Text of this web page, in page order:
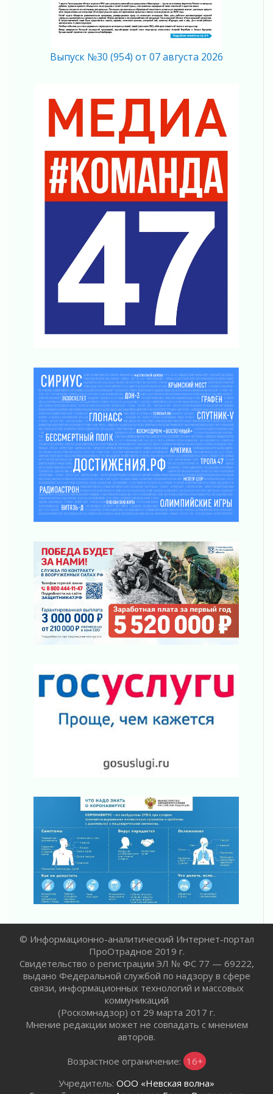
рассчитывать на доплату от региона
03 августа 2026
За сутки в Ленинградской области
03 августа 2026
03 августа 2026
Строительные компании Ленобласти
подняли зарплаты почти на 40% за год
Шесть новых жизней в честь дня рождения
Ленинградской области
03 августа 2026
Уроки безопасности для детей и взрослых
Ленобласть отмечает День Воздушно-
десантных войск
02 августа 2026
«Активное лето»
02 августа 2026
Ленобласть отметила заслуги жителей перед
ПСК через Гослуслуги напомнит жителям
Ленинградской области о неоплаченных
счетах
02 августа 2026
Пропавшего подростка нашли в Кировском
районе Ленобласти
02 августа 2026
Жителям Ленобласти напомнили, как
действовать при укусе клеща
02 августа 2026
В Ивангороде назвали новых почетных
граждан Ленинградской области
Готовность №1
02 августа 2026
Километровые столбы «Дороги жизни»
отправили на реставрацию
02 августа 2026
Ленобласть внедрила передовую подготовку
операторов БПЛА
воробушка»
02 августа 2026
Юхла, мука, кантеле и Водяной
01 августа 2026
Лето катится с горки
В Ленобласти открылась экспозиция к 150-
летию Билибина
Лето без гаджетов
Болезнь девственниц и вампиров
01 августа 2026
Безмолвный крик о помощи
01 августа 2026
В музей всей семьёй
01 августа 2026
Без заявлений и очередей
Не женское это дело...уверены?
01 августа 2026
Все силы в кулак
01 августа 2026
Айда на пляж!
01 августа 2026
Один в поле — не воин
Пик топливного кризиса в регионе прошёл
31 июля 2026
Выпуск №30 (954) от 07 августа 2026
© Информационно-аналитический Интернет-портал
ПроОтрадное 2019 г.
Свидетельство о регистрации ЭЛ № ФС 77 — 69222,
выдано Федеральной службой по надзору в сфере
связи, информационных технологий и массовых
коммуникаций
(Роскомнадзор) от 29 марта 2017 г.
Мнение редакции может не совпадать с мнением
авторов.
Возрастное ограничение: 16+
Учредитель: ООО «Невская волна»